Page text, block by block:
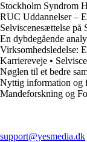
Stockholm Syndrom
RUC Uddannelser –
Selviscenesættelse på
En dybdegående
Virksomhedsledelse:
Karriereveje •
Nøglen til et bedre
Nyttig information og
Mandeforskning og
support@yesmedia.dk